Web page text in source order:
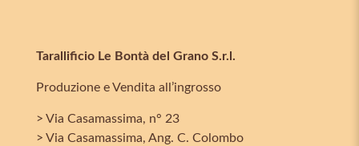
Tarallificio Le Bontà del Grano S.r.l.
Produzione e Vendita all’ingrosso
> Via Casamassima, n° 23
> Via Casamassima, Ang. C. Colombo